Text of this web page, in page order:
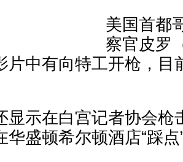
美国首都
察官皮罗
片中有向特工开枪，目
显示在白宫记者协会枪
华盛顿希尔顿酒店“踩点